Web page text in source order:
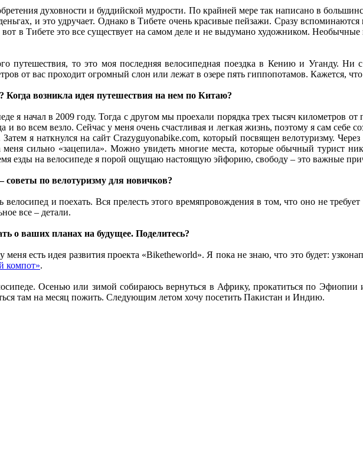
духовности и буддийской мудрости. По крайней мере так написано в
и это удручает. Однако в Тибете очень красивые пейзажи. Сразу
вот в Тибете это все существует на самом деле и не выдумано художником.
путешествия, то это моя последняя велосипедная поездка в Кению и Уганду.
от вас проходит огромный слон или лежат в озере пять гиппопотамов. Кажется,
Когда возникла идея путешествия на нем по Китаю?
я начал в 2009 году. Тогда с другом мы проехали порядка трех тысяч километров
и во всем везло. Сейчас у меня очень счастливая и легкая жизнь, поэтому я сам себе
я наткнулся на сайт Сrazyguyonabike.com, который посвящен велотуризму.
меня сильно «зацепила». Можно увидеть многие места, которые обычный турист
езды на велосипеде я порой ощущаю настоящую эйфорию, свободу – это важные
по велотуризму для новичков?
и поехать. Вся прелесть этого времяпровождения в том, что оно не
все – детали.
о ваших планах на будущее. Поделитесь?
есть идея развития проекта «Biketheworld». Я пока не знаю, что это будет:
компот».
Осенью или зимой собираюсь вернуться в Африку, прокатиться по
там на месяц пожить. Следующим летом хочу посетить Пакистан и Индию.